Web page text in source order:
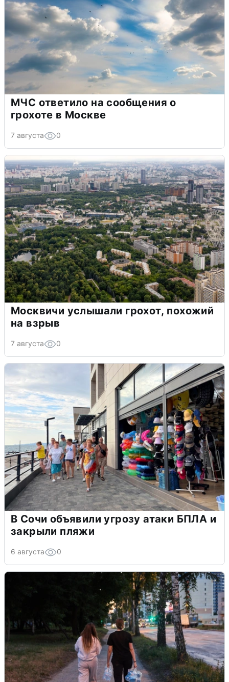
МЧС ответило на сообщения о
грохоте в Москве
7 августа 0
Москвичи услышали грохот, похожий
на взрыв
7 августа 0
В Сочи объявили угрозу атаки БПЛА и
закрыли пляжи
6 августа 0